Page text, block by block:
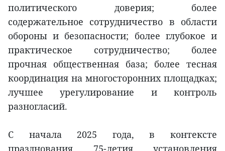
политического доверия; более
содержательное сотрудничество в области
обороны и безопасности; более глубокое и
практическое сотрудничество; более
прочная общественная база; более тесная
координация на многосторонних площадках;
лучшее урегулирование и контроль
разногласий.
С начала 2025 года, в контексте
празднования 75-летия установления